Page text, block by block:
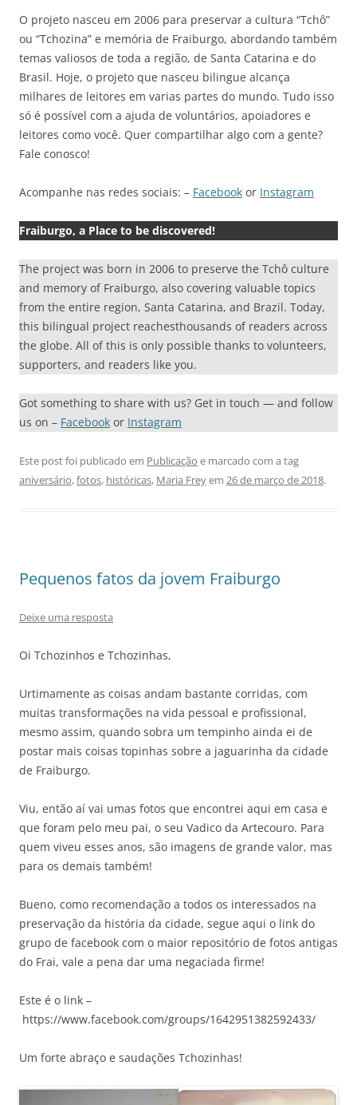
O projeto nasceu em 2006 para preservar a cultura “Tchô”
ou “Tchozina” e memória de Fraiburgo, abordando também
temas valiosos de toda a região, de Santa Catarina e do
Brasil. Hoje, o projeto que nasceu bilingue alcança
milhares de leitores em varias partes do mundo. Tudo isso
só é possível com a ajuda de voluntários, apoiadores e
leitores como você. Quer compartilhar algo com a gente?
Fale conosco!
Acompanhe nas redes sociais: – Facebook or Instagram
Fraiburgo, a Place to be discovered!
The project was born in 2006 to preserve the Tchô culture
and memory of Fraiburgo, also covering valuable topics
from the entire region, Santa Catarina, and Brazil. Today,
this bilingual project reachesthousands of readers across
the globe. All of this is only possible thanks to volunteers,
supporters, and readers like you.
Got something to share with us? Get in touch — and follow
us on – Facebook or Instagram
Este post foi publicado em Publicação e marcado com a tag
aniversário,fotos, históricas, Maria Freyem 26 de março de 2018.
Pequenos fatos da jovem Fraiburgo
Deixe uma resposta
Oi Tchozinhos e Tchozinhas,
Urtimamente as coisas andam bastante corridas, com
muitas transformações na vida pessoal e profissional,
mesmo assim, quando sobra um tempinho ainda ei de
postar mais coisas topinhas sobre a jaguarinha da cidade
de Fraiburgo.
Viu, então aí vai umas fotos que encontrei aqui em casa e
que foram pelo meu pai, o seu Vadico da Artecouro. Para
quem viveu esses anos, são imagens de grande valor, mas
para os demais também!
Bueno, como recomendação a todos os interessados na
preservação da história da cidade, segue aqui o link do
grupo de facebook com o maior repositório de fotos antigas
do Frai, vale a pena dar uma negaciada firme!
Este é o link –
https://www.facebook.com/groups/1642951382592433/
Um forte abraço e saudações Tchozinhas!